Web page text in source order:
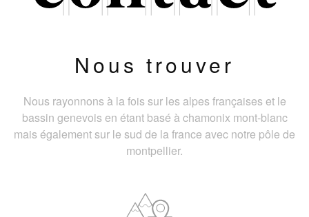
Nous trouver
Nous rayonnons à la fois sur les alpes françaises et le
bassin genevois en étant basé à chamonix mont-blanc
mais également sur le sud de la france avec notre pôle de
montpellier.